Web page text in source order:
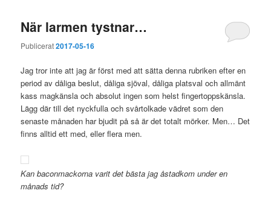
När larmen tystnar…
Publicerat2017-05-16
Jag tror inte att jag är först med att sätta denna rubriken efter en
period av dåliga beslut, dåliga sjöval, dåliga platsval och allmänt
kass magkänsla och absolut ingen som helst fingertoppskänsla.
Lägg där till det nyckfulla och svårtolkade vädret som den
senaste månaden har bjudit på så är det totalt mörker. Men… Det
finns alltid ett med, eller flera men.
Kan baconmackorna varit det bästa jag åstadkom under en
månads tid?